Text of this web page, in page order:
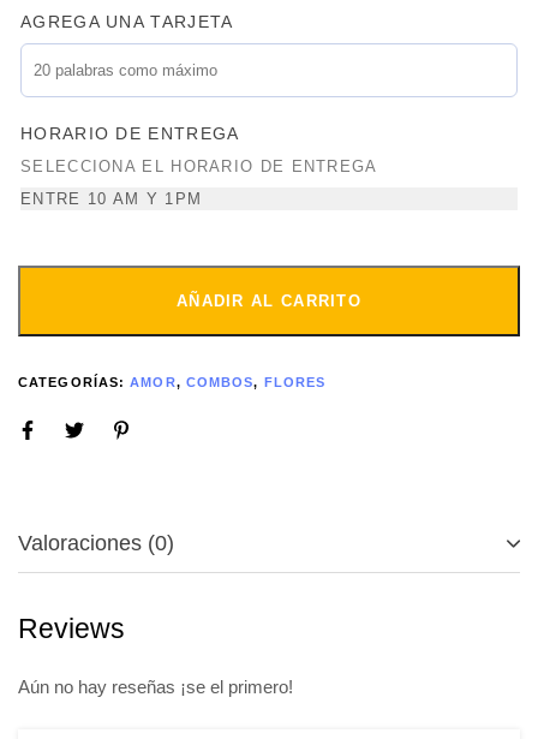
AGREGA UNA TARJETA
HORARIO DE ENTREGA
SELECCIONA EL HORARIO DE ENTREGA
ENTRE 10 AM Y 1PM
AÑADIR AL CARRITO
CATEGORÍAS:AMOR, COMBOS, FLORES
Valoraciones (0)
Reviews
Aún no hay reseñas ¡se el primero!